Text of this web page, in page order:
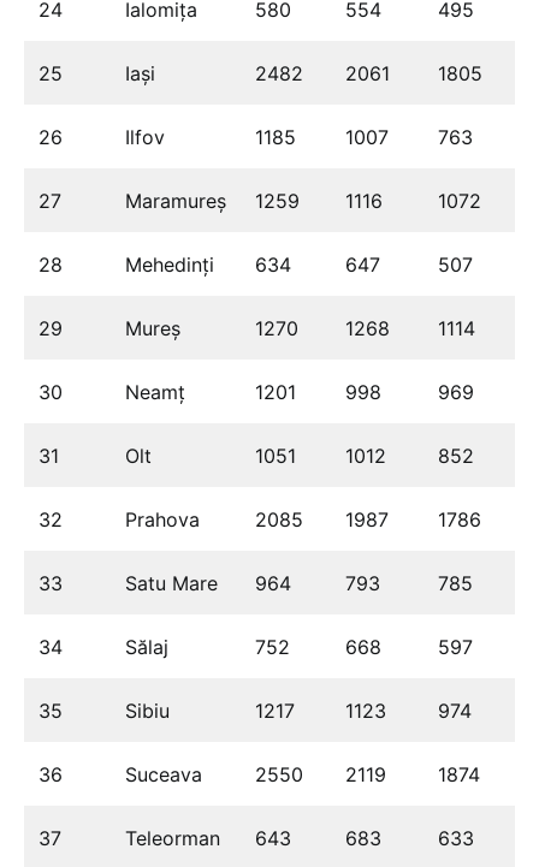
24 Ialomița 580 554 495
25 Iași 2482 2061 1805
26 Ilfov 1185 1007 763
27 Maramureș 1259 1116 1072
28 Mehedinți 634 647 507
29 Mureș 1270 1268 1114
30 Neamț 1201 998 969
31 Olt 1051 1012 852
32 Prahova 2085 1987 1786
33 Satu Mare 964 793 785
34 Sălaj 752 668 597
35 Sibiu 1217 1123 974
36 Suceava 2550 2119 1874
37 Teleorman 643 683 633